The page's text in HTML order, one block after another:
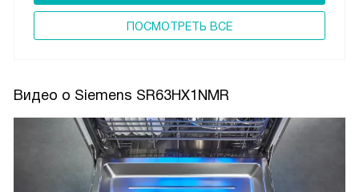
ПОCМОТРЕТЬ ВСЕ
Видео о Siemens SR63HX1NMR